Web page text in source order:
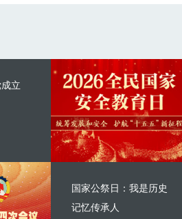
立
国家公祭日：我是历史
记忆传承人